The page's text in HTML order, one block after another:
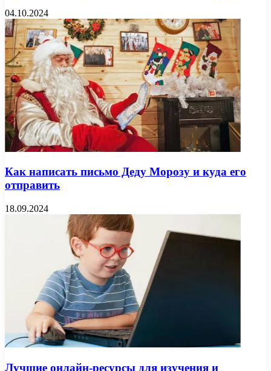
04.10.2024
Как написать письмо Деду Морозу и куда его
отправить
18.09.2024
Лучшие онлайн-ресурсы для изучения и